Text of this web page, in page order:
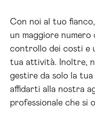
Con noi al tuo
un maggiore numero
controllo dei costi e
tua attività. Inoltre,
gestire da solo la
affidarti alla nostra
professionale che si